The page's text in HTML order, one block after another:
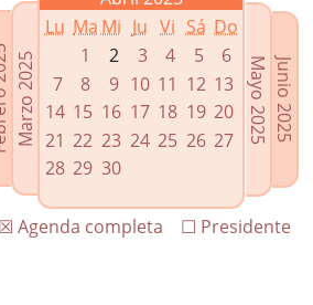
Enlaces relacionados
Juntas de gobierno
Marzo 2025
Lu Ma Mi Ju Vi Sá Do
1
2 3 4 5
6
7
8 9 10 11 12 13
14 15 16 17 18 19 20
21 22 23 24 25 26 27
28 29 30
Junio 2025
Mayo 2025
☐ Presidente
☒ Agenda completa